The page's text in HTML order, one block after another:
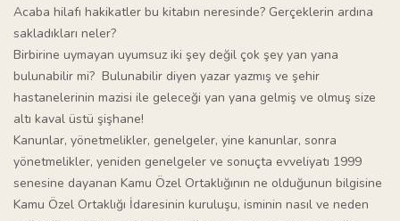
Acaba hilafı hakikatler bu kitabın neresinde? Gerçeklerin ardına
sakladıkları neler?
Birbirine uymayan uyumsuz iki şey değil çok şey yan yana
bulunabilir mi? Bulunabilir diyen yazar yazmış ve şehir
hastanelerinin mazisi ile geleceği yan yana gelmiş ve olmuş size
altı kaval üstü şişhane!
Kanunlar, yönetmelikler, genelgeler, yine kanunlar, sonra
yönetmelikler, yeniden genelgeler ve sonuçta evveliyatı 1999
senesine dayanan Kamu Özel Ortaklığının ne olduğunun bilgisine
Kamu Özel Ortaklığı İdaresinin kuruluşu, isminin nasıl ve neden